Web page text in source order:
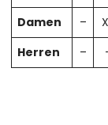
Damen
–
Herren
–